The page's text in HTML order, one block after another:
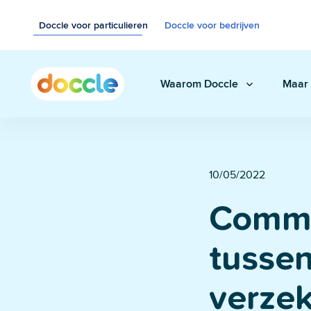
Doccle voor particulieren Doccle voor bedrijven
Waarom Doccle
10/05/2022